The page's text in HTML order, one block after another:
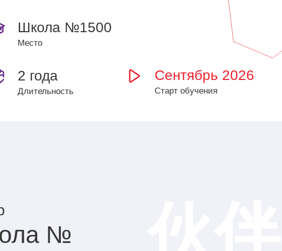
2 года
Длительность
Сентябрь 2026
Старт обучения
Школа №1500
Место
№